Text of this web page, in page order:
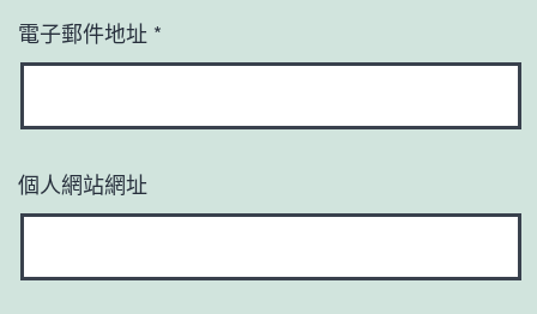
電子郵件地址 *
個人網站網址